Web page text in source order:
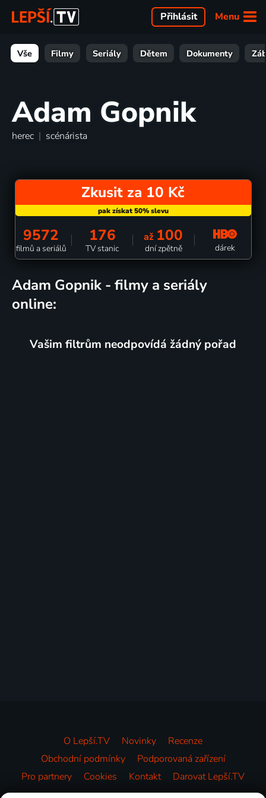
Menu
Přihlásit
Vše Filmy Seriály Dětem Dokumenty
Adam Gopnik
herec | scénárista
Zkusit za 10 Kč
9572
filmů a seriálů
176
TV stanic
až 100
dní zpětně dárek
Adam Gopnik - filmy a seriály
online:
Vašim filtrům neodpovídá žádný pořad
O Lepší.TV Novinky
Recenze
Obchodní podmínky
Podporovaná zařízení
Pro partnery
Cookies Kontakt Darovat Lepší.TV